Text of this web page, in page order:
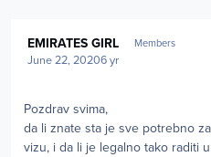
EMIRATES GIRL Members
June 22, 20206 yr
Pozdrav svima,
da li znate sta je sve potrebno
vizu, i da li je legalno tako raditi